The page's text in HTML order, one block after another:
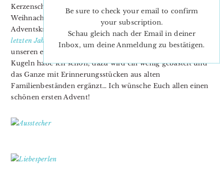
Kerzenschein, Geschichten lesen und Lieder singen – die
Weihnachtszeit ist doch die schönste Zeit im Jahr! Der
Adventskranz steht und leuchtet mich an, so schön wie im
letzten Jahr
. Jetzt geht es langsam dran die Utensilien für
unseren ersten Baum zu sammeln. Ein paar Anhänger und
Kugeln habe ich schon, dazu wird ein wenig gebastelt und
das Ganze mit Erinnerungsstücken aus alten
Familienbeständen ergänzt… Ich wünsche Euch allen einen
schönen ersten Advent!
Be sure to check your email to confirm
your subscription.
Schau gleich nach der Email in deiner
Inbox, um deine Anmeldung zu bestätigen.